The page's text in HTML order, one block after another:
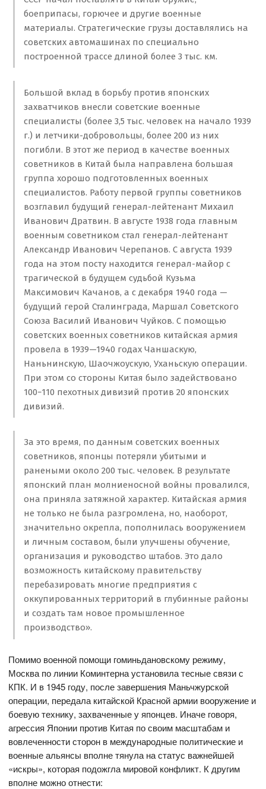
боеприпасы, горючее и другие военные
материалы. Стратегические грузы доставлялись на
советских автомашинах по специально
построенной трассе длиной более 3 тыс. км.
Большой вклад в борьбу против японских
захватчиков внесли советские военные
специалисты (более 3,5 тыс. человек на начало 1939
г.) и летчики-добровольцы, более 200 из них
погибли. В этот же период в качестве военных
советников в Китай была направлена большая
группа хорошо подготовленных военных
специалистов. Работу первой группы советников
возглавил будущий генерал-лейтенант Михаил
Иванович Дратвин. В августе 1938 года главным
военным советником стал генерал-лейтенант
Александр Иванович Черепанов. С августа 1939
года на этом посту находится генерал-майор с
трагической в будущем судьбой Кузьма
Максимович Качанов, а с декабря 1940 года —
будущий герой Сталинграда, Маршал Советского
Союза Василий Иванович Чуйков. С помощью
советских военных советников китайская армия
провела в 1939—1940 годах Чаншаскую,
Наньнинскую, Шаочжоускую, Уханьскую операции.
При этом со стороны Китая было задействовано
100−110 пехотных дивизий против 20 японских
дивизий.
За это время, по данным советских военных
советников, японцы потеряли убитыми и
ранеными около 200 тыс. человек. В результате
японский план молниеносной войны провалился,
она приняла затяжной характер. Китайская армия
не только не была разгромлена, но, наоборот,
значительно окрепла, пополнилась вооружением
и личным составом, были улучшены обучение,
организация и руководство штабов. Это дало
возможность китайскому правительству
перебазировать многие предприятия с
оккупированных территорий в глубинные районы
и создать там новое промышленное
производство».
Помимо военной помощи гоминьдановскому режиму,
Москва по линии Коминтерна установила тесные связи с
КПК. И в 1945 году, после завершения Маньчжурской
операции, передала китайской Красной армии вооружение и
боевую технику, захваченные у японцев. Иначе говоря,
агрессия Японии против Китая по своим масштабам и
вовлеченности сторон в международные политические и
военные альянсы вполне тянула на статус важнейшей
«искры», которая подожгла мировой конфликт. К другим
вполне можно отнести: